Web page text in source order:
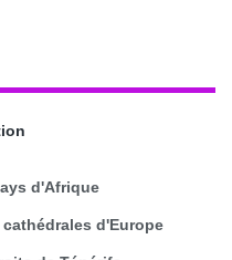
d'Afrique
d'Europe